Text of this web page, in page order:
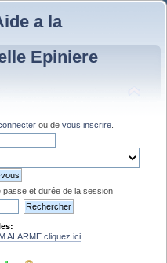
a la
Epiniere
ou de vous inscrire
passe et durée de la session
ALARME cliquez ici